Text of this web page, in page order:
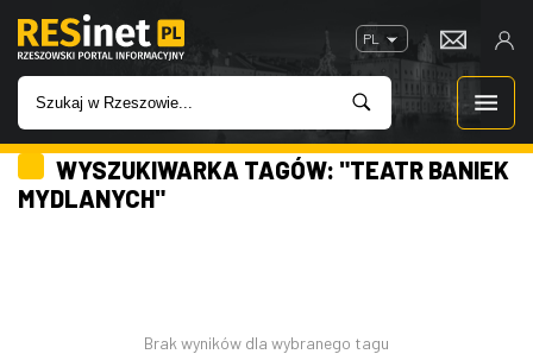
PL
WIADOMOŚCI
WYSZUKIWARKA TAGÓW: "TEATR BANIEK
MYDLANYCH"
Brak wyników dla wybranego tagu